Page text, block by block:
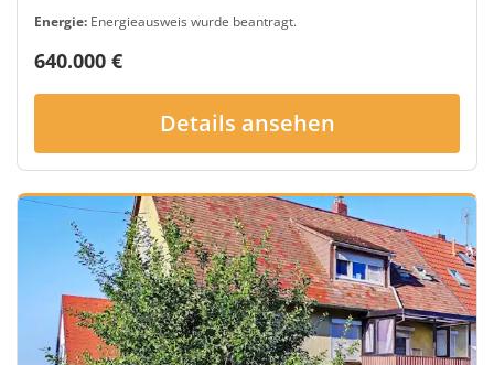
Energie: Energieausweis wurde beantragt.
640.000 €
Details ansehen